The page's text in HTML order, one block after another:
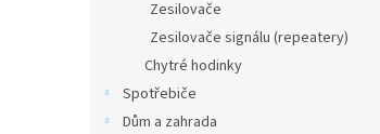
Zesilovače
Zesilovače signálu (repeatery)
Chytré hodinky
Spotřebiče
Dům a zahrada